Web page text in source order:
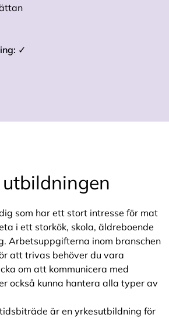
✓
som har ett stort intresse för mat
i ett storkök, skola, äldreboende
Arbetsuppgifterna inom branschen
att trivas behöver du vara
om att kommunicera med
också kunna hantera alla typer av
är en yrkesutbildning för